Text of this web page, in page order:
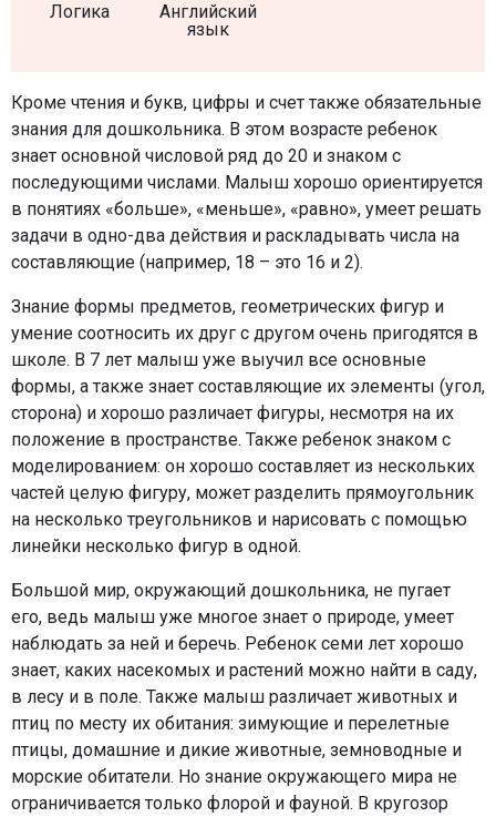
Логика
Английский
язык
Кроме чтения и букв, цифры и счет также обязательные
знания для дошкольника. В этом возрасте ребенок
знает основной числовой ряд до 20 и знаком с
последующими числами. Малыш хорошо ориентируется
в понятиях «больше», «меньше», «равно», умеет решать
задачи в одно-два действия и раскладывать числа на
составляющие (например, 18 – это 16 и 2).
Знание формы предметов, геометрических фигур и
умение соотносить их друг с другом очень пригодятся в
школе. В 7 лет малыш уже выучил все основные
формы, а также знает составляющие их элементы (угол,
сторона) и хорошо различает фигуры, несмотря на их
положение в пространстве. Также ребенок знаком с
моделированием: он хорошо составляет из нескольких
частей целую фигуру, может разделить прямоугольник
на несколько треугольников и нарисовать с помощью
линейки несколько фигур в одной.
Большой мир, окружающий дошкольника, не пугает
его, ведь малыш уже многое знает о природе, умеет
наблюдать за ней и беречь. Ребенок семи лет хорошо
знает, каких насекомых и растений можно найти в саду,
в лесу и в поле. Также малыш различает животных и
птиц по месту их обитания: зимующие и перелетные
птицы, домашние и дикие животные, земноводные и
морские обитатели. Но знание окружающего мира не
ограничивается только флорой и фауной. В кругозор